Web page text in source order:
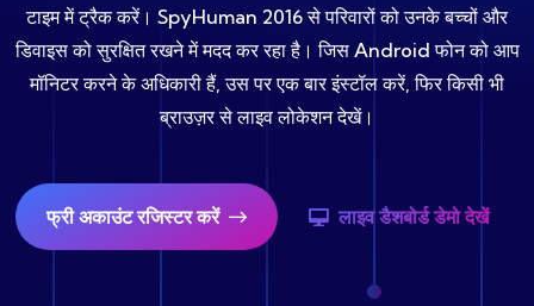
टाइम में ट्रैक करें। SpyHuman 2016 से परिवारों को उनके बच्चों और
डिवाइस को सुरक्षित रखने में मदद कर रहा है। जिस Android फोन को आप
मॉनिटर करने के अधिकारी हैं, उस पर एक बार इंस्टॉल करें, फिर किसी भी
ब्राउज़र से लाइव लोकेशन देखें।
फ्री अकाउंट रजिस्टर करें लाइव डैशबोर्ड डेमो देखें